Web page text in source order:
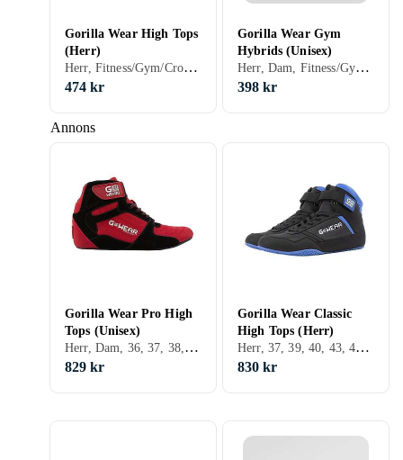
Annons
Gorilla Wear High Tops
(Herr)
Herr, Fitness/Gym/Crossfit, Tyngdlyftning, 36, 37, 38, 39, 40, 41, 42, 43, 44, 45, 46, 47, 48
474 kr
Gorilla Wear Gym
Hybrids (Unisex)
Herr, Dam, Fitness/Gym/Crossfit, 36, 37, 38, 39, 40, 41, 42, 43, 44, 45, 46, 47, 48
398 kr
Gorilla Wear Pro High
Tops (Unisex)
Herr, Dam, 36, 37, 38, 39, 40, 41, 42, 43, 44, 45, 46, 47, 48
829 kr
Gorilla Wear Classic
High Tops (Herr)
Herr, 37, 39, 40, 43, 44, 45, 46, 48
830 kr